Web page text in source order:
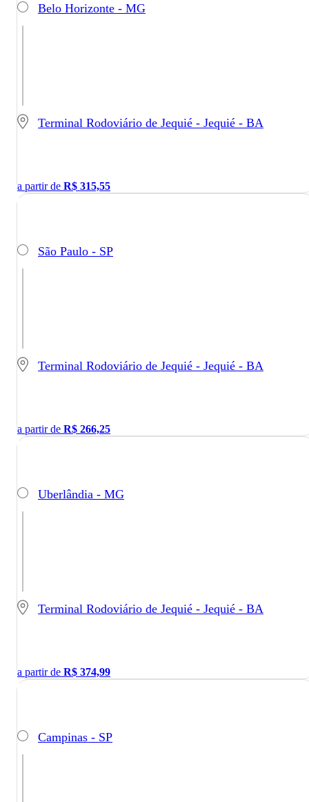
Belo Horizonte - MG
Terminal Rodoviário de Jequié - Jequié - BA
a partir de R$ 315,55
São Paulo - SP
Terminal Rodoviário de Jequié - Jequié - BA
a partir de R$ 266,25
Uberlândia - MG
Terminal Rodoviário de Jequié - Jequié - BA
a partir de R$ 374,99
Campinas - SP